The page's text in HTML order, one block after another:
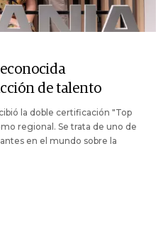
de talento
la doble certificación "Top
regional. Se trata de uno de
en el mundo sobre la